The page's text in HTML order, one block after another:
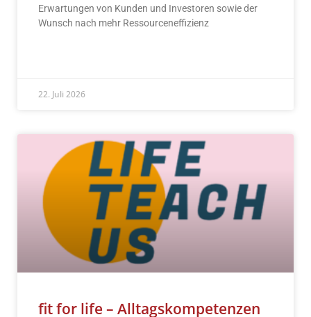
Erwartungen von Kunden und Investoren sowie der
Wunsch nach mehr Ressourceneffizienz
22. Juli 2026
fit for life – Alltagskompetenzen